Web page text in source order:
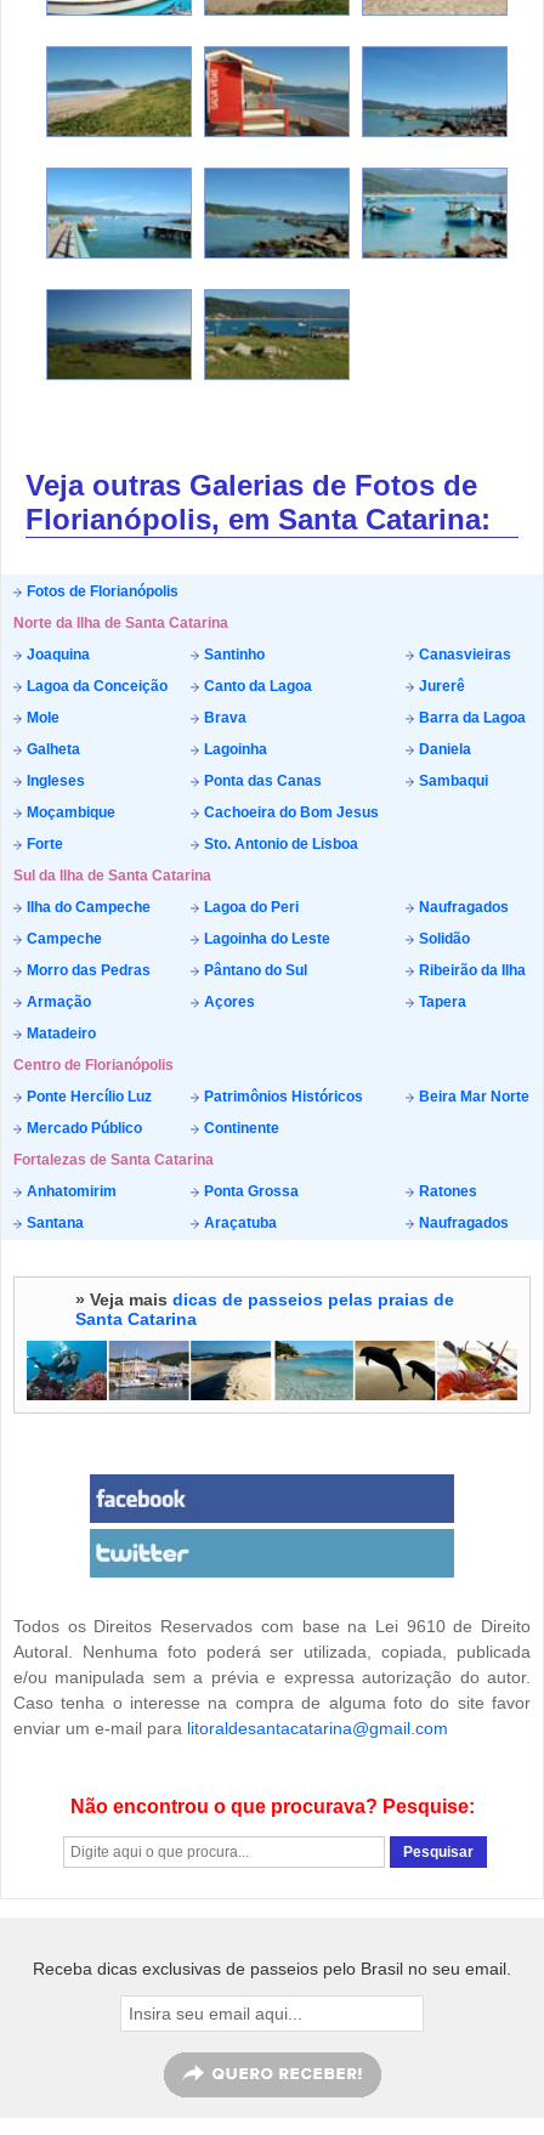
Veja outras Galerias de Fotos de
Florianópolis, em Santa Catarina:
Fotos de Florianópolis
Norte da Ilha de Santa Catarina
Joaquina
Santinho
Canasvieiras
Lagoa da Conceição
Canto da Lagoa
Jurerê
Mole
Brava
Barra da Lagoa
Galheta
Lagoinha
Daniela
Ingleses
Ponta das Canas
Sambaqui
Moçambique
Cachoeira do Bom Jesus
Forte
Sto. Antonio de Lisboa
Sul da Ilha de Santa Catarina
Ilha do Campeche
Lagoa do Peri
Naufragados
Campeche
Lagoinha do Leste
Solidão
Morro das Pedras
Pântano do Sul
Ribeirão da Ilha
Armação
Açores
Tapera
Matadeiro
Centro de Florianópolis
Ponte Hercílio Luz
Patrimônios Históricos
Beira Mar Norte
Mercado Público
Continente
Fortalezas de Santa Catarina
Anhatomirim
Ponta Grossa
Ratones
Santana
Araçatuba Naufragados
» Veja mais dicas de passeios pelas praias de
Santa Catarina
Todos os Direitos Reservados com base na Lei 9610 de Direito
Autoral. Nenhuma foto poderá ser utilizada, copiada, publicada
e/ou manipulada sem a prévia e expressa autorização do autor.
Caso tenha o interesse na compra de alguma foto do site favor
enviar um e-mail para litoraldesantacatarina@gmail.com
Não encontrou o que procurava? Pesquise:
Receba dicas exclusivas de passeios pelo Brasil no seu email.